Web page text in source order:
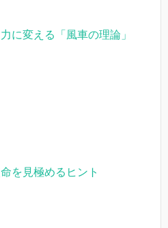
に変える「風車の理論」
を見極めるヒント